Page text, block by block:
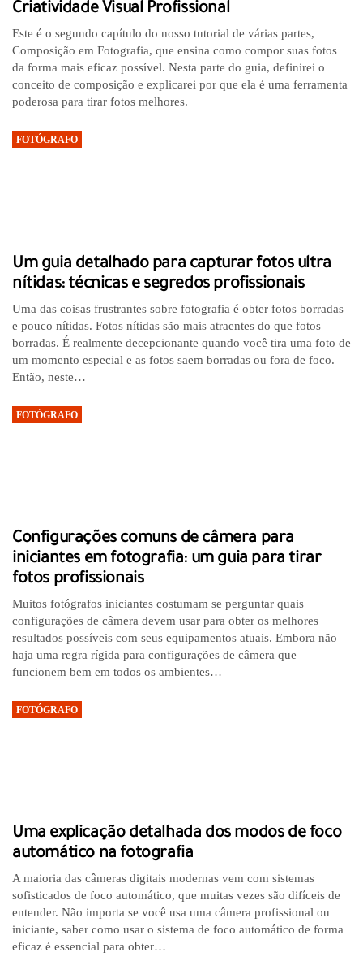
Criatividade Visual Profissional
Este é o segundo capítulo do nosso tutorial de várias partes,
Composição em Fotografia, que ensina como compor suas fotos
da forma mais eficaz possível. Nesta parte do guia, definirei o
conceito de composição e explicarei por que ela é uma ferramenta
poderosa para tirar fotos melhores.
FOTÓGRAFO
Um guia detalhado para capturar fotos ultra
nítidas: técnicas e segredos profissionais
Uma das coisas frustrantes sobre fotografia é obter fotos borradas
e pouco nítidas. Fotos nítidas são mais atraentes do que fotos
borradas. É realmente decepcionante quando você tira uma foto de
um momento especial e as fotos saem borradas ou fora de foco.
Então, neste…
FOTÓGRAFO
Configurações comuns de câmera para
iniciantes em fotografia: um guia para tirar
fotos profissionais
Muitos fotógrafos iniciantes costumam se perguntar quais
configurações de câmera devem usar para obter os melhores
resultados possíveis com seus equipamentos atuais. Embora não
haja uma regra rígida para configurações de câmera que
funcionem bem em todos os ambientes…
FOTÓGRAFO
Uma explicação detalhada dos modos de foco
automático na fotografia
A maioria das câmeras digitais modernas vem com sistemas
sofisticados de foco automático, que muitas vezes são difíceis de
entender. Não importa se você usa uma câmera profissional ou
iniciante, saber como usar o sistema de foco automático de forma
eficaz é essencial para obter…